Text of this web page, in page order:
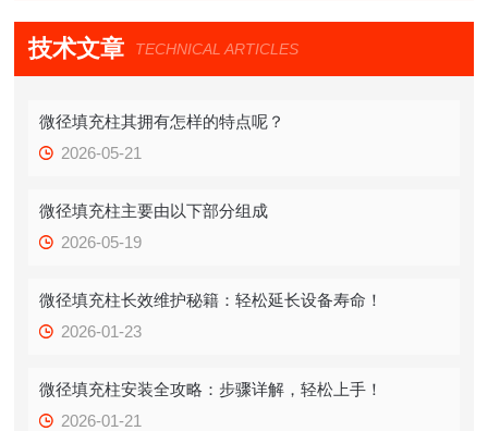
技术文章 TECHNICAL ARTICLES
微径填充柱其拥有怎样的特点呢？
2026-05-21
微径填充柱主要由以下部分组成
2026-05-19
微径填充柱长效维护秘籍：轻松延长设备寿命！
2026-01-23
微径填充柱安装全攻略：步骤详解，轻松上手！
2026-01-21